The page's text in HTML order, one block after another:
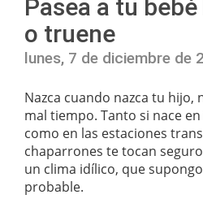
Pasea a tu
o truene
lunes, 7 de diciembre de
Nazca cuando nazca tu hijo,
mal tiempo. Tanto si nace
como en las estaciones
chaparrones te tocan
un clima idílico, que
probable.